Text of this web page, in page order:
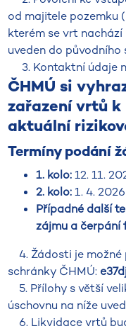
od majitele pozemku
kterém se vrt
uveden do původního
3. Kontaktní údaje
ČHMÚ si
zařazení vrtů
aktuální
Termíny podání
1. kolo:12. 11.
2. kolo:1. 4.
Případné další
zájmu a čerpání
4. Žádosti je
schránky ČHMÚ:
5. Přílohy s větší
úschovnu na níže
6. Likvidace vrtů